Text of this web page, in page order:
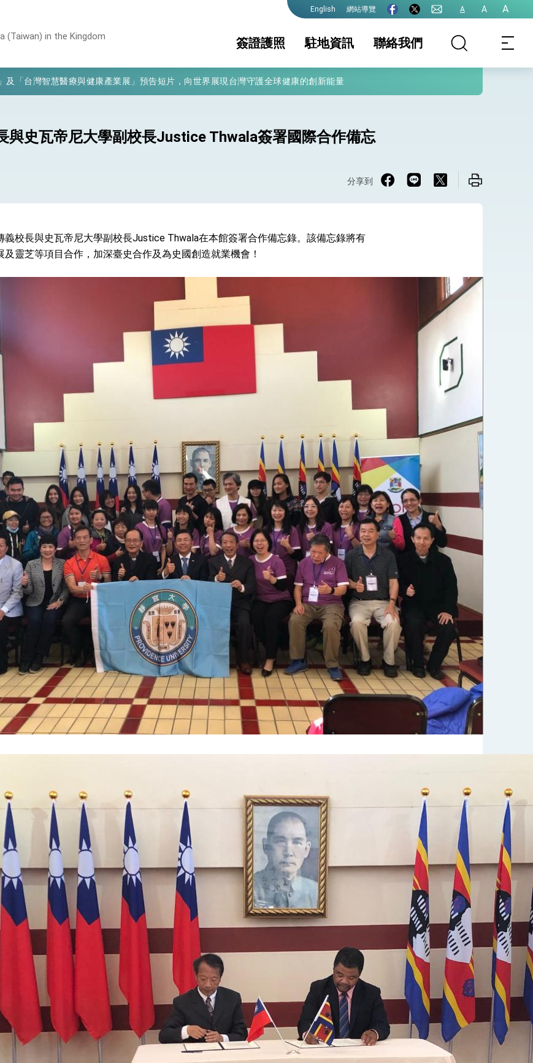
English 網站導覽 A A A
(Taiwan) in the Kingdom
簽證護照
護照 簽證 文件證明
駐地資訊
簽證及入境須知 國家相關資訊
生活資訊
構
聯絡我們
處」，進一步深化台美交流合作
驗為亞太醫療照護發展開創新里程碑
外交部長林佳龍出席《台灣光華雜誌》50週年慶「見證蛻變，分享世界的光華」開幕式，期許數位轉 型迎向下個50年
臺美合作三大戰略方向 盼與民主夥伴共同引領 下一個世代的繁榮
印太安全局勢，籲深化台印尼半導體供應鏈合作
問團
」訪問團一行，深化跨大西洋戰略夥伴關係
成「臺美對等貿易協定」簽署
利戰略地位 全力支持「臺美對等貿易協定」簽署
位實力，達成固邦榮邦目標
策略小組」跨部會會議
「總合外交」與台歐美日關係深化
總統以「韌性之島，希望之光」為題發表2026新 年談話
強調以實力守護台海和平 以決心掌握國家命運
團結 迎風轉型 穩健前行
處」，進一步深化台美交流合作
與史瓦帝尼大學副校長Justice Thwala簽署國際合作備忘
分享到
義校長與史瓦帝尼大學副校長Justice Thwala在本館簽署合作備忘錄。該備忘錄將有
靈芝等項目合作，加深臺史合作及為史國創造就業機會！